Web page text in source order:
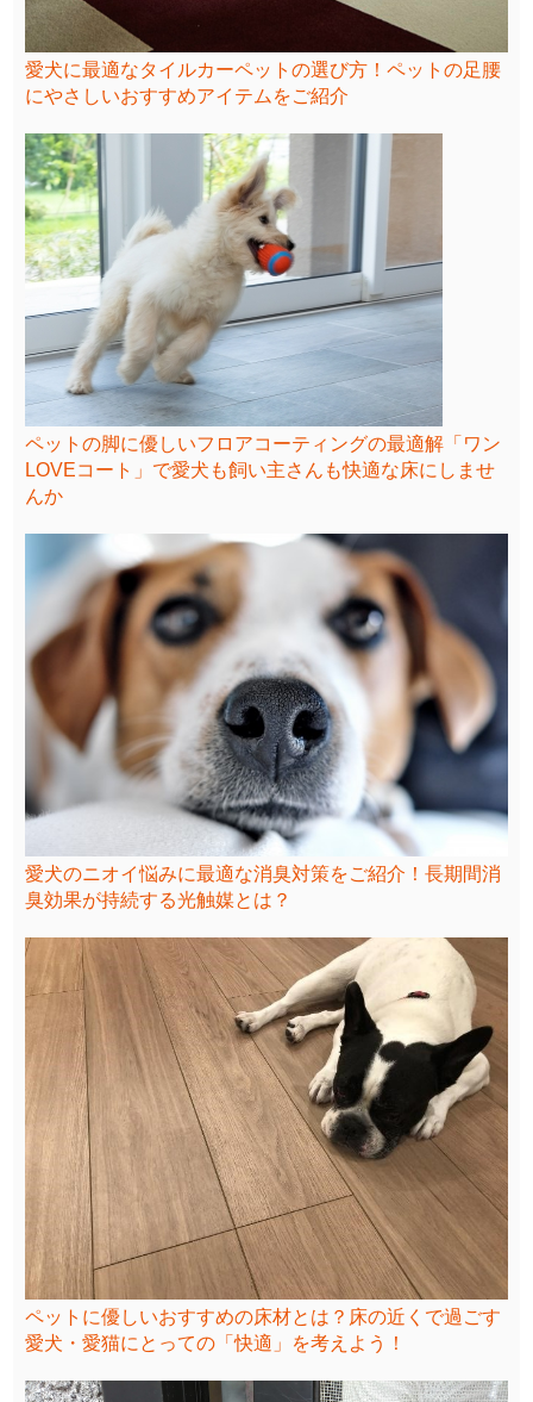
愛犬に最適なタイルカーペットの選び方！ペットの足腰
にやさしいおすすめアイテムをご紹介
ペットの脚に優しいフロアコーティングの最適解「ワン
LOVEコート」で愛犬も飼い主さんも快適な床にしませ
んか
愛犬のニオイ悩みに最適な消臭対策をご紹介！長期間消
臭効果が持続する光触媒とは？
ペットに優しいおすすめの床材とは？床の近くで過ごす
愛犬・愛猫にとっての「快適」を考えよう！